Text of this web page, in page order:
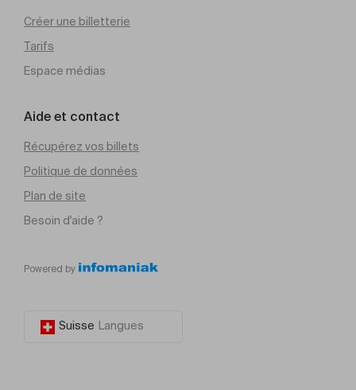
Créer une billetterie
Tarifs
Espace médias
Aide et contact
Récupérez vos billets
Politique de données
Plan de site
Besoin d'aide ?
Powered by
Suisse Langues